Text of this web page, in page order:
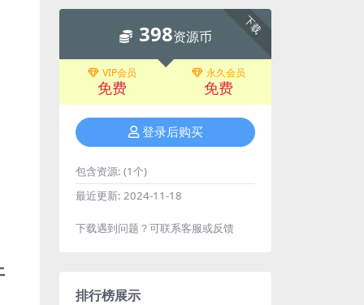
下载
398资源币
VIP会员
免费
永久会员
免费
登录后购买
包含资源: (1个)
最近更新: 2024-11-18
下载遇到问题？可联系客服或反馈
排行榜展示